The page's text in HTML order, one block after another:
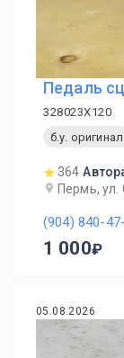
Педаль
328023X120
б.у. оригинал
364
Пермь, ул.
(904) 840-
1 000
05.08.2026